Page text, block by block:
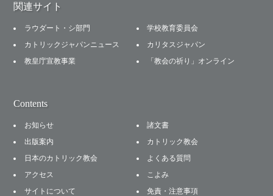
関連サイト
ラウダート・シ部門
学校教育委員会
カトリックジャパンニュース
カリタスジャパン
教皇庁宣教事業
「教会の祈り」オンライン
Contents
お知らせ
諸文書
出版案内
カトリック教会
日本のカトリック教会
よくある質問
アクセス
こよみ
サイトについて
免責・注意事項